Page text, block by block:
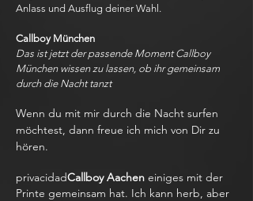
Anlass und Ausflug deiner Wahl.
Callboy München
Das ist jetzt der passende Moment Callboy
München wissen zu lassen, ob ihr gemeinsam
durch die Nacht tanzt
Wenn du mit mir durch die Nacht surfen
möchtest, dann freue ich mich von Dir zu
hören.
privacidadCallboy Aachen einiges mit der
Printe gemeinsam hat. Ich kann herb, aber